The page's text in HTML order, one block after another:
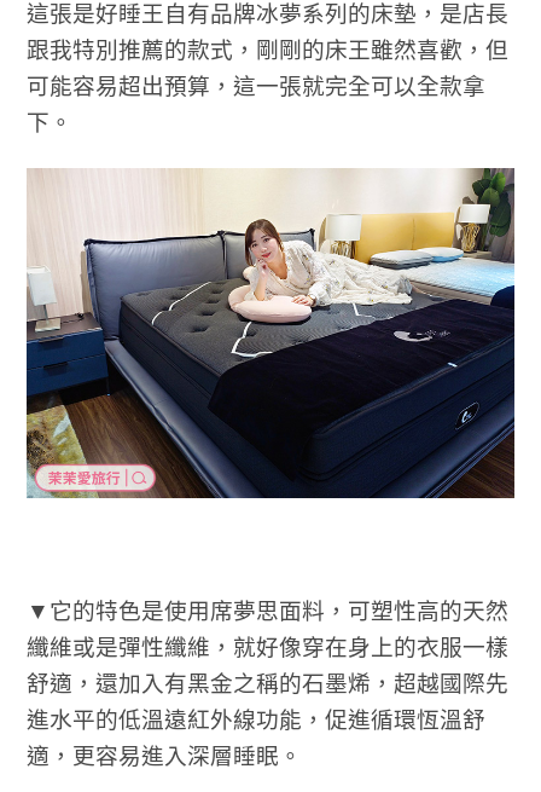
這張是好睡王自有品牌冰夢系列的床墊，是店長
跟我特別推薦的款式，剛剛的床王雖然喜歡，但
可能容易超出預算，這一張就完全可以全款拿
下。
▼它的特色是使用席夢思面料，可塑性高的天然
纖維或是彈性纖維，就好像穿在身上的衣服一樣
舒適，還加入有黑金之稱的石墨烯，超越國際先
進水平的低溫遠紅外線功能，促進循環恆溫舒
適，更容易進入深層睡眠。